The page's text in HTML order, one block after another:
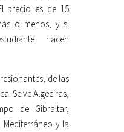
precio es de 15
o menos, y si
hacen
de las
Se ve Algeciras,
de Gibraltar,
y la